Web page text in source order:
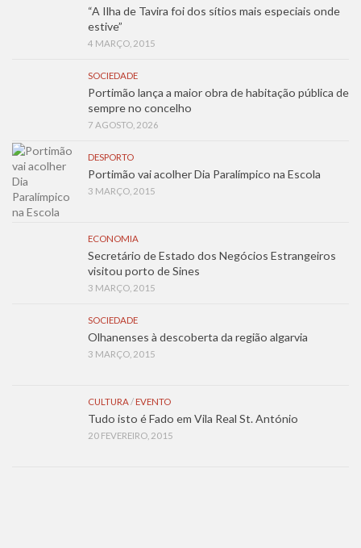
“A Ilha de Tavira foi dos sítios mais especiais onde
estive”
4 MARÇO, 2015
SOCIEDADE
Portimão lança a maior obra de habitação pública de
sempre no concelho
7 AGOSTO, 2026
DESPORTO
Portimão vai acolher Dia Paralímpico na Escola
3 MARÇO, 2015
ECONOMIA
Secretário de Estado dos Negócios Estrangeiros
visitou porto de Sines
3 MARÇO, 2015
SOCIEDADE
Olhanenses à descoberta da região algarvia
3 MARÇO, 2015
CULTURA/ EVENTO
Tudo isto é Fado em Vila Real St. António
20 FEVEREIRO, 2015